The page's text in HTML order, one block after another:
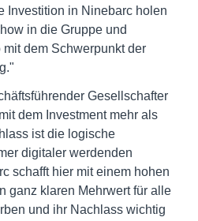
Investition in Ninebarc holen
in die Gruppe und
dem Schwerpunkt der
Gesellschafter
dem Investment mehr als
ist die logische
digitaler werdenden
schafft hier mit einem hohen
ganz klaren Mehrwert für alle
und ihr Nachlass wichtig